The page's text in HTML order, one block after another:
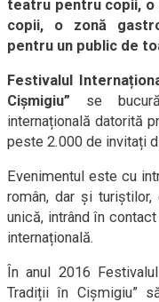
teatru pentru copii,
copii, o zonă
pentru un public de
Festivalul
Cișmigiu” se
internațională datorită
peste 2.000 de invitați
Evenimentul este cu
român, dar și
unică, intrând în
internațională.
În anul 2016
Tradiții în Cișmigiu”